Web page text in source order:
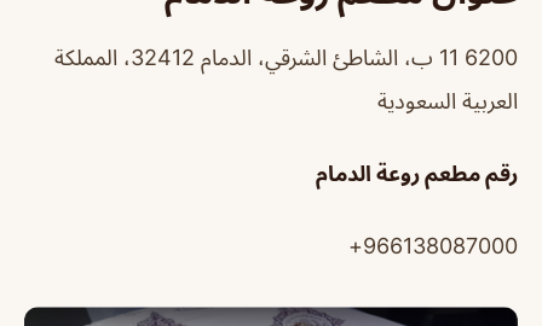
6200 11 ب، الشاطئ الشرقي، الدمام 32412، المملكة
العربية السعودية
رقم مطعم روعة الدمام
966138087000+